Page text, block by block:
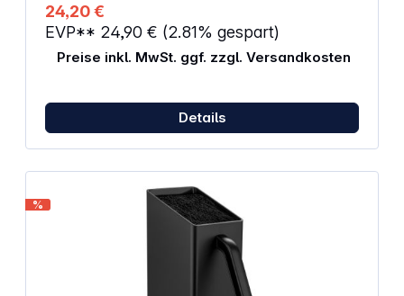
24,20 €
EVP** 24,90 € (2.81% gespart)
Preise inkl. MwSt. ggf. zzgl. Versandkosten
Details
%